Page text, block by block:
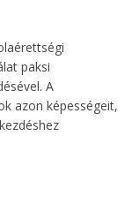
paksi
A
azon képességeit,